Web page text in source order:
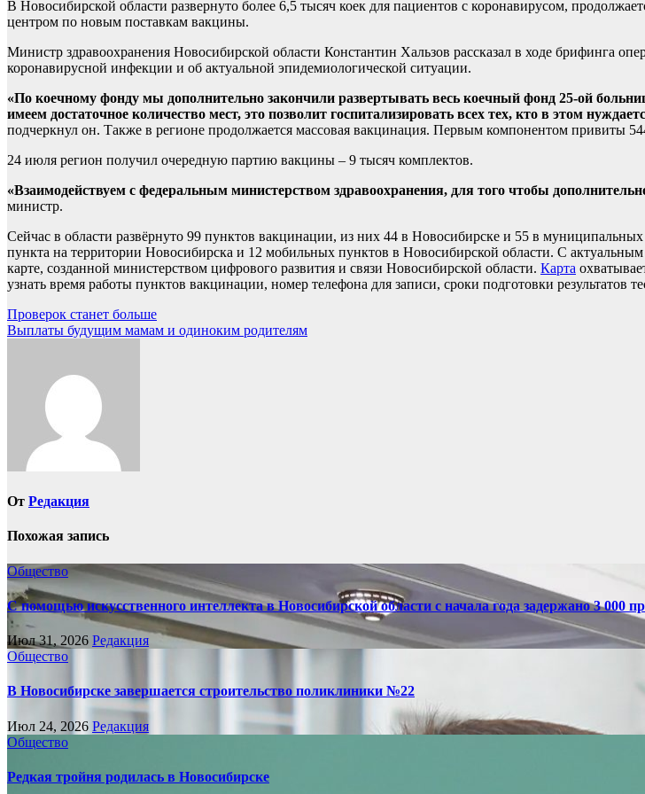
В Новосибирской области развернуто более 6,5 тысяч коек для пациентов с коронавирусом,
центром по новым поставкам вакцины.
Министр здравоохранения Новосибирской области Константин Хальзов рассказал в ходе брифинга
коронавирусной инфекции и об актуальной эпидемиологической ситуации.
«По коечному фонду мы дополнительно закончили развертывать весь коечный фонд 25-ой
имеем достаточное количество мест, это позволит госпитализировать всех тех, кто в этом
подчеркнул он. Также в регионе продолжается массовая вакцинация. Первым компонентом привиты
24 июля регион получил очередную партию вакцины – 9 тысяч комплектов.
«Взаимодействуем с федеральным министерством здравоохранения, для того чтобы
министр.
Сейчас в области развёрнуто 99 пунктов вакцинации, из них 44 в Новосибирске и 55 в
пункта на территории Новосибирска и 12 мобильных пунктов в Новосибирской области. С
карте, созданной министерством цифрового развития и связи Новосибирской области. Карта
узнать время работы пунктов вакцинации, номер телефона для записи, сроки подготовки результатов
Навигация
по
Проверок станет больше
Выплаты будущим мамам и одиноким родителям
От Редакция
Похожая запись
Общество
С помощью искусственного интеллекта в Новосибирской области с начала года задержано 3 000
Июл 31, 2026 Редакция
Общество
В Новосибирске завершается строительство поликлиники №22
Июл 24, 2026 Редакция
Общество
Редкая тройня родилась в Новосибирске